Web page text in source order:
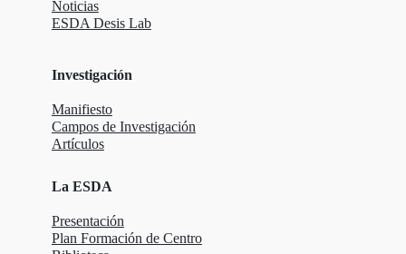
Noticias
ESDA Desis Lab
Investigación
Manifiesto
Campos de Investigación
Artículos
La ESDA
Presentación
Plan Formación de Centro